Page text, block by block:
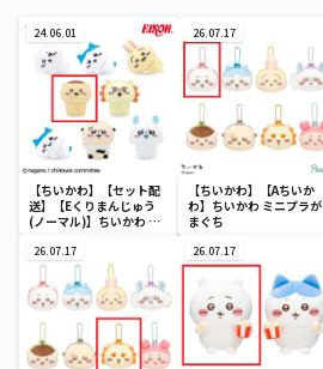
24.06.01
【ちいかわ】【セット配
送】【Eくりまんじゅう
(ノーマル)】ちいかわ イ
４
26.07.17
【ちいかわ】【Aちいか
わ】ちいかわ ミニプラが
まぐち
26.07.17 26.07.17